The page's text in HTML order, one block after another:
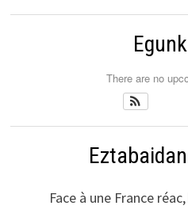
There are no
Face à une France